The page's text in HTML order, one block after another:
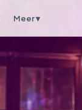
Meer ▾